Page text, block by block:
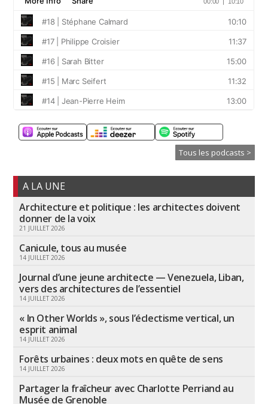
Tous les podcasts >
A LA UNE
Architecture et politique : les architectes doivent
donner de la voix
21 JUILLET 2026
Canicule, tous au musée
14 JUILLET 2026
Journal d’une jeune architecte — Venezuela, Liban,
vers des architectures de l’essentiel
14 JUILLET 2026
« In Other Worlds », sous l’éclectisme vertical, un
esprit animal
14 JUILLET 2026
Forêts urbaines : deux mots en quête de sens
14 JUILLET 2026
Partager la fraîcheur avec Charlotte Perriand au
Musée de Grenoble